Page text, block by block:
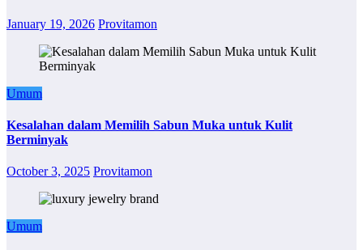
January 19, 2026 Provitamon
Umum
Kesalahan dalam Memilih Sabun Muka untuk Kulit
Berminyak
October 3, 2025 Provitamon
Umum